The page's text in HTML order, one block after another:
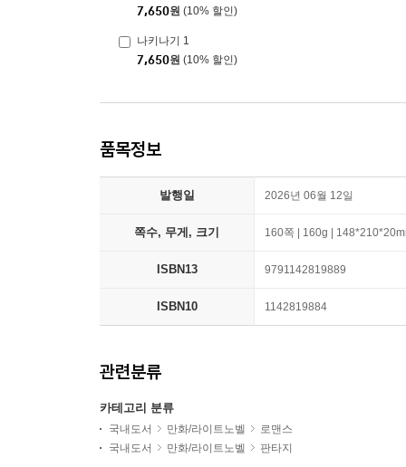
7,650원 (10% 할인)
나키나기 1
7,650원 (10% 할인)
품목정보
발행일 2026년 06월 12일
쪽수, 무게, 크기 160쪽 | 160g |
ISBN13 9791142819889
ISBN10 1142819884
관련분류
카테고리 분류
국내도서 만화/라이트노벨
로맨스
국내도서
만화/라이트노벨 판타지